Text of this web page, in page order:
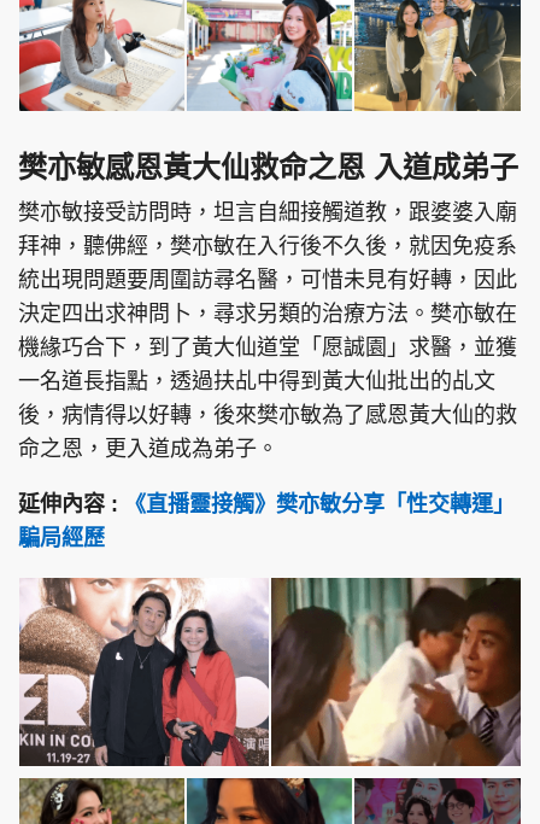
樊亦敏感恩黃大仙救命之恩 入道成弟子
樊亦敏接受訪問時，坦言自細接觸道教，跟婆婆入廟
拜神，聽佛經，樊亦敏在入行後不久後，就因免疫系
統出現問題要周圍訪尋名醫，可惜未見有好轉，因此
決定四出求神問卜，尋求另類的治療方法。樊亦敏在
機緣巧合下，到了黃大仙道堂「愿誠園」求醫，並獲
一名道長指點，透過扶乩中得到黃大仙批出的乩文
後，病情得以好轉，後來樊亦敏為了感恩黃大仙的救
命之恩，更入道成為弟子。
延伸內容 :
《直播靈接觸》樊亦敏分享「性交轉運」
騙局經歷